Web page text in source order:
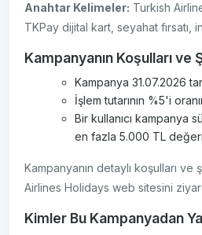
Anahtar Kelimeler: Turkish
TKPay dijital kart, seyahat fırsatı,
Kampanyanın Koşulları ve
Kampanya 31.07.2026
İşlem tutarının %5'i
Bir kullanıcı kampanya
en fazla 5.000 TL
Kampanyanın detaylı koşulları ve
Airlines Holidays web sitesini
Kimler Bu Kampanyadan